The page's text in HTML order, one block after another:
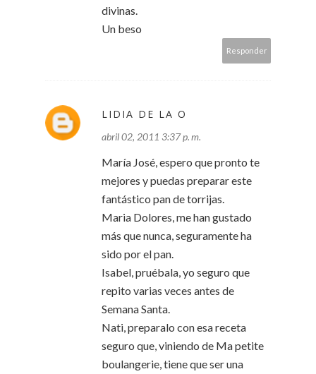
divinas.
Un beso
Responder
LIDIA DE LA O
abril 02, 2011 3:37 p. m.
María José, espero que pronto te
mejores y puedas preparar este
fantástico pan de torrijas.
Maria Dolores, me han gustado
más que nunca, seguramente ha
sido por el pan.
Isabel, pruébala, yo seguro que
repito varias veces antes de
Semana Santa.
Nati, preparalo con esa receta
seguro que, viniendo de Ma petite
boulangerie, tiene que ser una